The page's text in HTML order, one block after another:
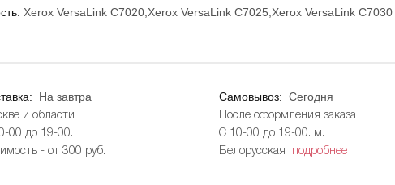
Xerox VersaLink C7020,Xerox VersaLink C7025,Xerox VersaLink C7030
На завтра
и области
00 до 19-00.
- от 300 руб.
Самовывоз: Сегодня
После оформления заказа
С 10-00 до 19-00. м.
Белорусская
подробнее